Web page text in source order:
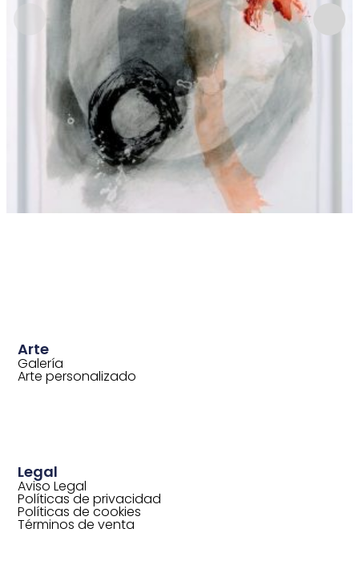
Arte
Galería
Arte personalizado
Legal
Aviso Legal
Políticas de privacidad
Políticas de cookies
Términos de venta